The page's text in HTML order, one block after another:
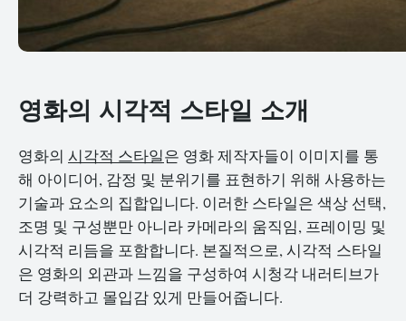
영화의 시각적 스타일 소개
영화의 시각적 스타일은 영화 제작자들이 이미지를 통
해 아이디어, 감정 및 분위기를 표현하기 위해 사용하는
기술과 요소의 집합입니다. 이러한 스타일은 색상 선택,
조명 및 구성뿐만 아니라 카메라의 움직임, 프레이밍 및
시각적 리듬을 포함합니다. 본질적으로, 시각적 스타일
은 영화의 외관과 느낌을 구성하여 시청각 내러티브가
더 강력하고 몰입감 있게 만들어줍니다.